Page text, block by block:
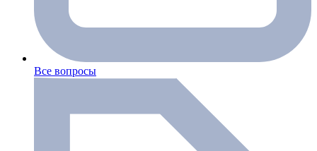
Все вопросы